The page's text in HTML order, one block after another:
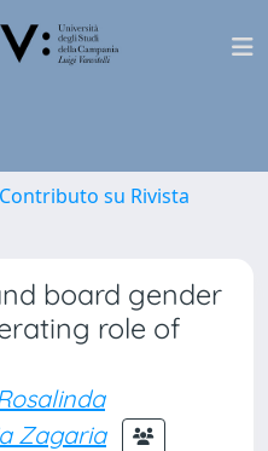
su Rivista
board gender
role of
Zagaria